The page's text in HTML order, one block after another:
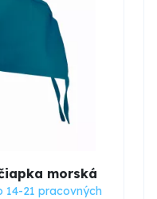
morská
21 pracovných